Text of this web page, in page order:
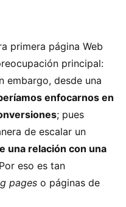
primera página Web
principal:
embargo, desde una
enfocarnos en
; pues
de escalar un
una relación con una
eso es tan
pages o páginas de